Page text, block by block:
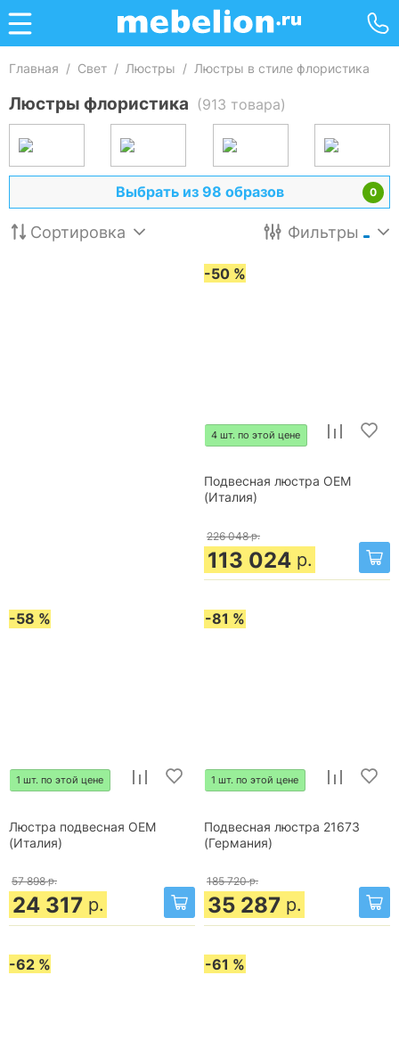
Главная / Свет / Люстры / Люстры в стиле флористика
Люстры флористика (913 товара)
0
Выбрать из 98 образов
Сортировка Фильтры
-50 %
4 шт. по этой цене
Подвесная люстра OEM
(Италия)
226 048 р.
113 024 р.
-58 %
1 шт. по этой цене
Люстра подвесная OEM
(Италия)
57 898 р.
24 317 р.
-81 %
1 шт. по этой цене
Подвесная люстра 21673
(Германия)
185 720 р.
35 287 р.
-62 % -61 %